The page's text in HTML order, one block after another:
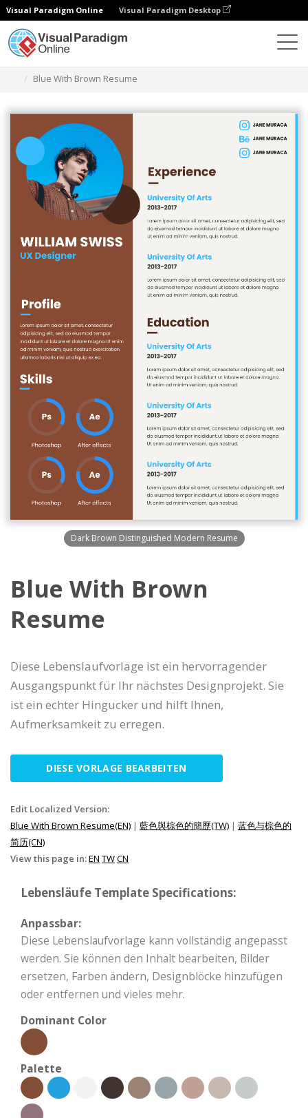
Visual Paradigm Online Visual Paradigm Desktop
Blue With Brown Resume
Dark Brown Distinguished Modern Resume
Blue With Brown
Resume
Diese Lebenslaufvorlage ist ein hervorragender
Ausgangspunkt für Ihr nächstes Designprojekt. Sie
ist ein echter Hingucker und hilft Ihnen,
Aufmerksamkeit zu erregen.
DIESE VORLAGE BEARBEITEN
Edit Localized Version:
Blue With Brown Resume(EN) | 藍色與棕色的簡歷(TW) | 蓝色与棕色的
简历(CN)
View this page in:EN TWCN
Lebensläufe Template Specifications:
Anpassbar:
Diese Lebenslaufvorlage kann vollständig angepasst
werden. Sie können den Inhalt bearbeiten, Bilder
ersetzen, Farben ändern, Designblöcke hinzufügen
oder entfernen und vieles mehr.
Dominant Color
Palette